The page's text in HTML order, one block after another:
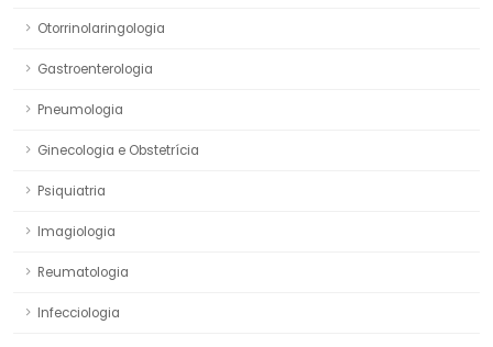
Otorrinolaringologia
Gastroenterologia
Pneumologia
Ginecologia e Obstetrícia
Psiquiatria
Imagiologia
Reumatologia
Infecciologia